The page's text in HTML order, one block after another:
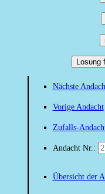
Losung
Nächste
Vorige Andacht
Zufalls-
Andacht Nr.:
Übersicht der